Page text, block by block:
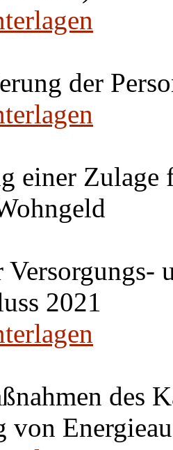
der
einer
Versorgungs-
2021
des
von